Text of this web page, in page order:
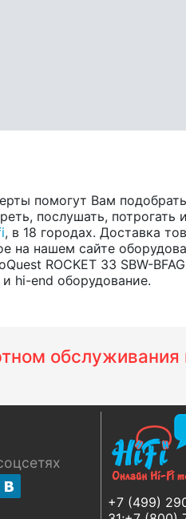
помогут Вам
послушать, потрогать
, в 18 городах. Доставка
на нашем сайте
ROCKET 33 SBW-
hi-end оборудование.
+7 (499)